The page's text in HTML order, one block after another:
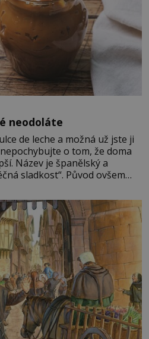
neodoláte
de leche a možná už jste ji
o tom, že doma
Název je španělský a
sladkost“. Původ ovšem
zemí a k tomu